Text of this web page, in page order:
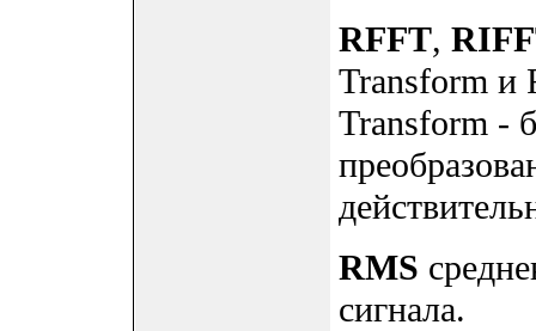
RFFT,
Transform и
Transform -
RMS
сигнала.